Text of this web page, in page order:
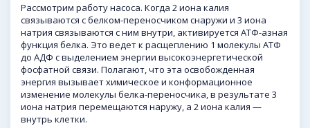
Рассмотрим работу насоса. Когда 2 иона калия
связываются с белком-переносчиком снаружи и 3 иона
натрия связываются с ним внутри, активируется АТФ-азная
функция белка. Это ведет к расщеплению 1 молекулы АТФ
до АДФ с выделением энергии высокоэнергетической
фосфатной связи. Полагают, что эта освобожденная
энергия вызывает химическое и конформационное
изменение молекулы белка-переносчика, в результате 3
иона натрия перемещаются наружу, а 2 иона калия —
внутрь клетки.